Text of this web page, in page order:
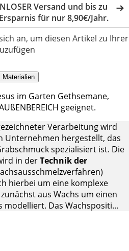
Versand und bis zu
für nur 8,90€/Jahr.
an, um diesen Artikel zu Ihrer
Materialien
im Garten Gethsemane,
geeignet.
Verarbeitung wird
Unternehmen hergestellt, das
spezialisiert ist. Die
in derTechnik der
hierbei um eine komplexe
aus Wachs um einen
modelliert. Das Wachspositi...